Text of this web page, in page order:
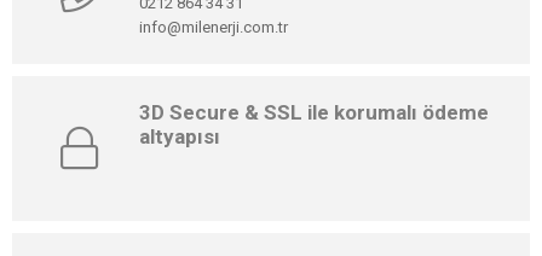
info@milenerji.com.tr
3D Secure & SSL ile korumalı ödeme
altyapısı